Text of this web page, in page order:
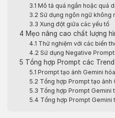
3.1 Mô tả quá ngắn hoặc quá
3.2 Sử dụng ngôn ngữ không
3.3 Xung đột giữa các yếu tố
4 Mẹo nâng cao chất lượng
4.1 Thử nghiệm với các biến
4.2 Sử dụng Negative
5 Tổng hợp Prompt các
5.1 Prompt tạo ảnh Gemini
5.2 Tổng hợp Prompt tạo
5.3 Tổng hợp Prompt Gemini
5.4 Tổng hợp Prompt Gemini